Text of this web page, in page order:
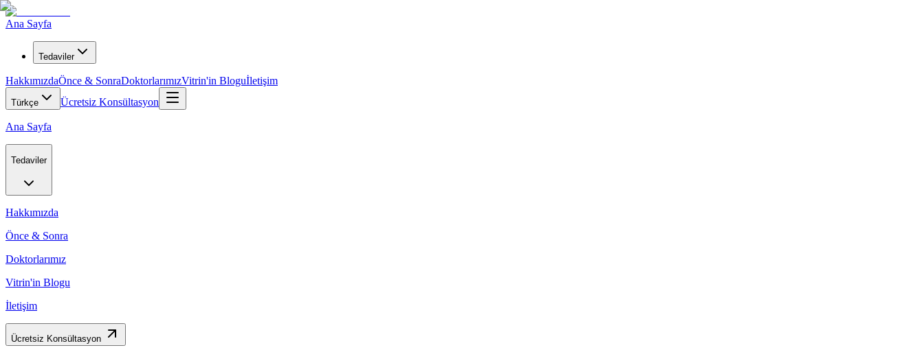
Ana Sayfa
Tedaviler
HakkımızdaÖnce & SonraDoktorlarımızVitrin'in Bloguİletişim
Türkçe Ücretsiz Konsültasyon
Ana Sayfa
Tedaviler
Hakkımızda
Önce & Sonra
Doktorlarımız
Vitrin'in Blogu
İletişim
Ücretsiz Konsültasyon